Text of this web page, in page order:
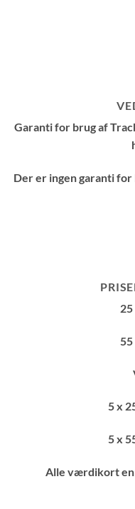
Garanti for brug af
Der er ingen garanti for
55
5 x
5 x
Alle værdikort en